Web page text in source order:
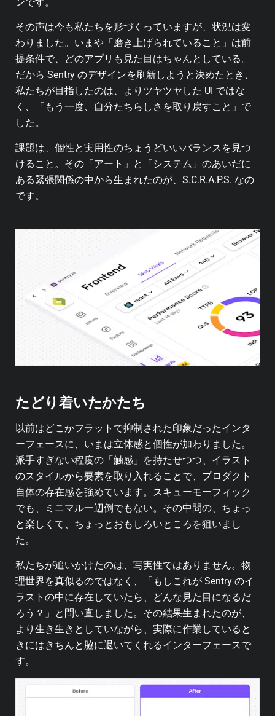
その声は今も私たちを形づくっていますが、状況は変
わりました。いまや「磨き上げられていること」は前
提条件で、どのアプリも見た目はちゃんとしている。
だから Sentry のデザインを刷新しようと決めたとき、
私たちが目指したのは、よりツヤツヤした UI ではな
く、「もう一度、自分たちらしさを取り戻すこと」で
した。
課題は、個性と実用性のちょうどいいバランスを見つ
けること。その「アート」と「システム」のあいだに
ある緊張関係の中から生まれたのが、S.C.R.A.P.S. なの
です。
たどり着いたかたち
以前はどこかフラットで抑制された印象だったインタ
ーフェースに、いまは立体感と個性が加わりました。
派手すぎない程度の「触感」を持たせつつ、イラスト
のスタイルから要素を取り入れることで、プロダクト
自体の存在感を強めています。スキューモーフィック
でも、ミニマル一辺倒でもない。その中間の、ちょっ
と楽しくて、ちょっとおもしろいところを狙いまし
た。
私たちが追いかけたのは、写実性ではありません。物
理世界を真似るのではなく、「もしこれが Sentry のイ
ラストの中に存在していたら、どんな見た目になるだ
ろう？」と問い直しました。その結果生まれたのが、
より生き生きとしていながら、実際に作業していると
きにはきちんと脇に退いてくれるインターフェースで
す。